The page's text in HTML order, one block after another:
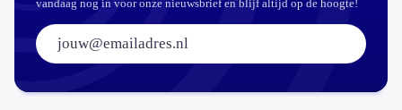
vandaag nog in voor onze nieuwsbrief en blijf altijd op de hoogte!
E-mailadres: